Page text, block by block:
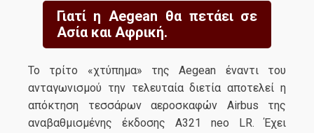
Γιατί η Aegean θα πετάει σε
Ασία και Αφρική.
Το τρίτο «χτύπημα» της Aegean έναντι του
ανταγωνισμού την τελευταία διετία αποτελεί η
απόκτηση τεσσάρων αεροσκαφών Airbus της
αναβαθμισμένης έκδοσης A321 neo LR. Έχει